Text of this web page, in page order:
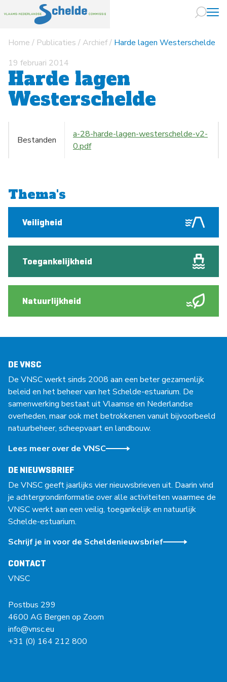
Naar
Home / Publicaties /Archief/ Harde lagen Westerschelde
19 februari 2014
Harde lagen
Westerschelde
Bestanden
a-28-harde-lagen-westerschelde-v2-
0.pdf
Thema's
Veiligheid
Toegankelijkheid
Natuurlijkheid
DE VNSC
De VNSC werkt sinds 2008 aan een beter gezamenlijk
beleid en het beheer van het Schelde-estuarium. De
samenwerking bestaat uit Vlaamse en Nederlandse
overheden, maar ook met betrokkenen vanuit bijvoorbeeld
natuurbeheer, scheepvaart en landbouw.
Lees meer over de VNSC
DE NIEUWSBRIEF
De VNSC geeft jaarlijks vier nieuwsbrieven uit. Daarin vind
je achtergrondinformatie over alle activiteiten waarmee de
VNSC werkt aan een veilig, toegankelijk en natuurlijk
Schelde-estuarium.
Schrijf je in voor de Scheldenieuwsbrief
CONTACT
VNSC
Postbus 299
4600 AG Bergen op Zoom
info@vnsc.eu
+31 (0) 164 212 800